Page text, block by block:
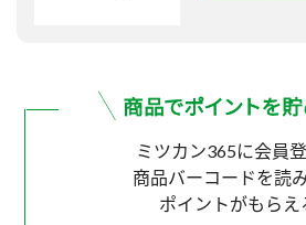
ミツカン365に会員
商品バーコードを読
ポイントがもらえ